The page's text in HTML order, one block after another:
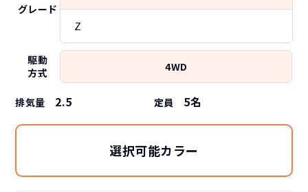
グレード
Z
駆動
方式
4WD
排気量 2.5 定員 5名
選択可能カラー